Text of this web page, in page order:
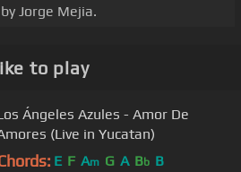
Jorge Mejia.
to play
Ángeles Azules - Amor De
(Live in Yucatan)
E F Am G A Bb B